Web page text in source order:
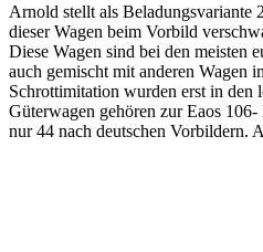
Arnold stellt als Beladungsvariante
dieser Wagen beim Vorbild
Diese Wagen sind bei den meisten
auch gemischt mit anderen Wagen
Schrottimitation wurden erst in den
Güterwagen gehören zur Eaos
nur 44 nach deutschen Vorbildern.